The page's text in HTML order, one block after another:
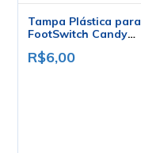
Tampa Plástica para
FootSwitch Candy
Cores
R$6,00